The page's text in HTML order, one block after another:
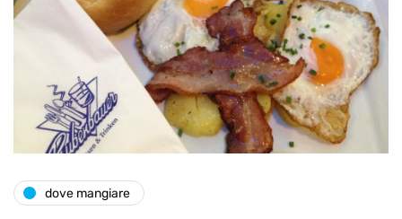
dove mangiare